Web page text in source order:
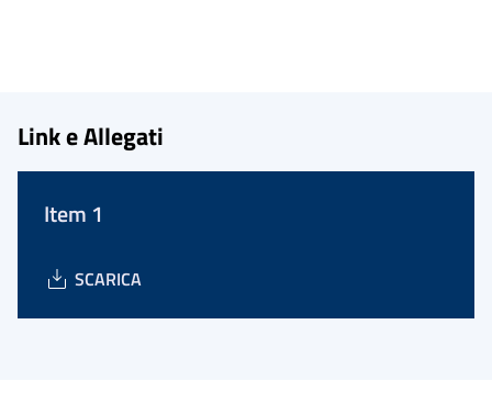
Link e Allegati
Item 1
SCARICA